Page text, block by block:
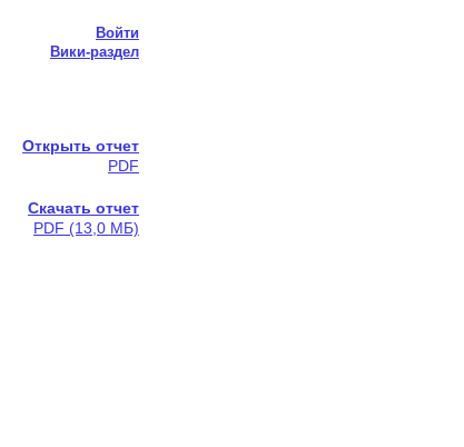
Войти
Вики-раздел
Открыть отчет
PDF
Скачать отчет
PDF (13,0 МБ)